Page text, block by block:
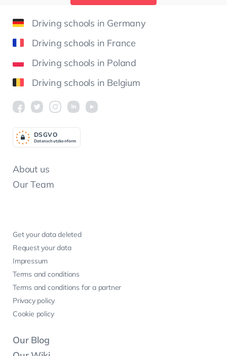
Driving schools in Germany
Driving schools in France
Driving schools in Poland
Driving schools in Belgium
About us
Our Team
Get your data deleted
Request your data
Impressum
Terms and conditions
Terms and conditions for a partner
Privacy policy
Cookie policy
Our Blog
Datenschutzkonform
DSGVO